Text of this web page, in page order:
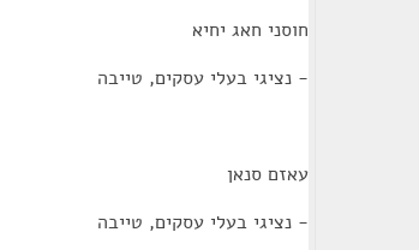
חוסני חאג יחיא
- נציגי בעלי עסקים, טייבה
עאזם סנאן
- נציגי בעלי עסקים, טייבה